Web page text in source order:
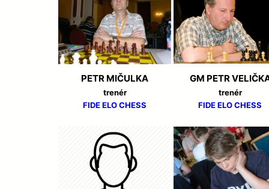
MLÁDEŽ
03/06/2024
NÁMĚŠŤSKÁ
ÚSPĚŠNÁ
07/05/2024
EXTRALIGOVÉ
KONCEM
MLÁDEŽ
23/04/2024
PETR MIČULKA
trenér
FIDEELO CHESS
GM PETR
trenér
FIDEELO CHESS